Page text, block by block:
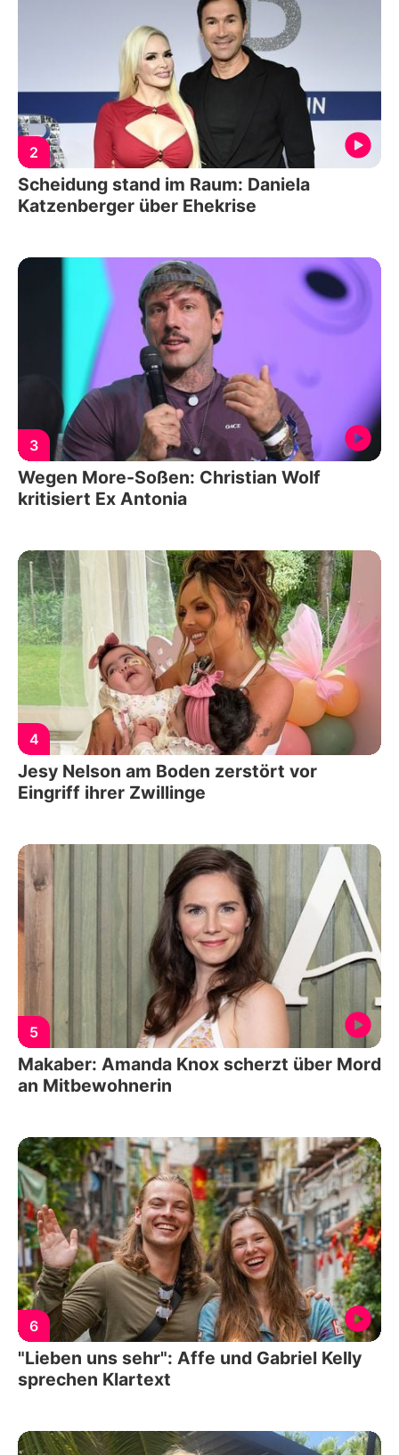
2
Scheidung stand im Raum: Daniela
Katzenberger über Ehekrise
3
Wegen More-Soßen: Christian Wolf
kritisiert Ex Antonia
4
Jesy Nelson am Boden zerstört vor
Eingriff ihrer Zwillinge
5
Makaber: Amanda Knox scherzt über Mord
an Mitbewohnerin
6
"Lieben uns sehr": Affe und Gabriel Kelly
sprechen Klartext